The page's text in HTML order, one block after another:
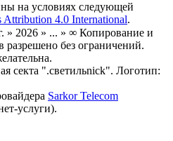
на условиях следующей
Attribution 4.0 International.
» 2026 » ... » ∞ Копирование и
разрешено без ограничений.
секта ".светильnick". Логотип:
Sarkor Telecom
услуги).